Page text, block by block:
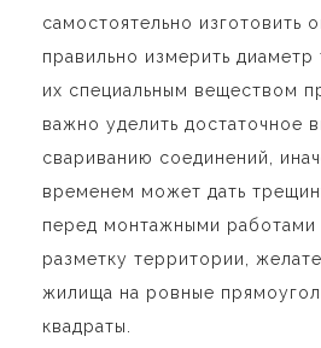
самостоятельно изготовить
правильно измерить
их специальным веществом
важно уделить достаточное
свариванию соединений,
временем может дать
перед монтажными работами
разметку территории,
жилища на ровные
квадраты.